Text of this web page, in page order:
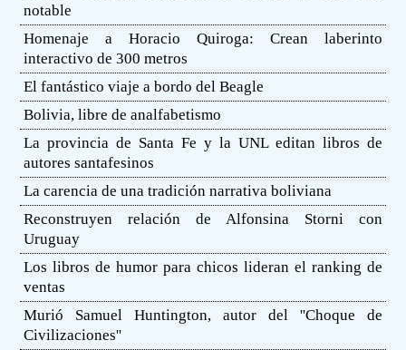
notable
Homenaje a Horacio Quiroga: Crean laberinto
interactivo de 300 metros
El fantástico viaje a bordo del Beagle
Bolivia, libre de analfabetismo
La provincia de Santa Fe y la UNL editan libros de
autores santafesinos
La carencia de una tradición narrativa boliviana
Reconstruyen relación de Alfonsina Storni con
Uruguay
Los libros de humor para chicos lideran el ranking de
ventas
Murió Samuel Huntington, autor del ''Choque de
Civilizaciones''